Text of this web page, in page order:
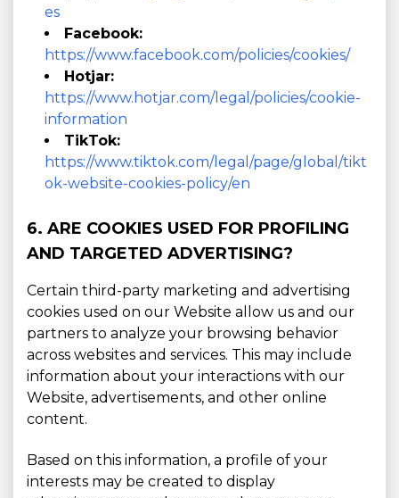
es
Facebook:
https://www.facebook.com/policies/cookies/
Hotjar:
https://www.hotjar.com/legal/policies/cookie-
information
TikTok:
https://www.tiktok.com/legal/page/global/tikt
ok-website-cookies-policy/en
6. ARE COOKIES USED FOR PROFILING
AND TARGETED ADVERTISING?
Certain third-party marketing and advertising
cookies used on our Website allow us and our
partners to analyze your browsing behavior
across websites and services. This may include
information about your interactions with our
Website, advertisements, and other online
content.
Based on this information, a profile of your
interests may be created to display